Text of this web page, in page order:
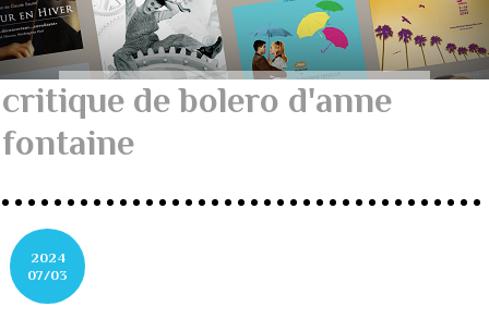
critique de bolero d'anne
fontaine
2024
07/03